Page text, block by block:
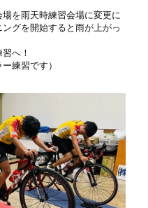
を雨天時練習会場に変更に
グを開始すると雨が上がっ
へ！
練習です）